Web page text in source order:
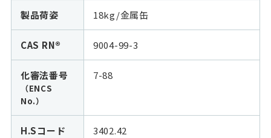
製品荷姿 18kg/金属缶
CAS RN® 9004-99-3
化審法番号
（ENCS
No.）
7-88
H.Sコード 3402.42